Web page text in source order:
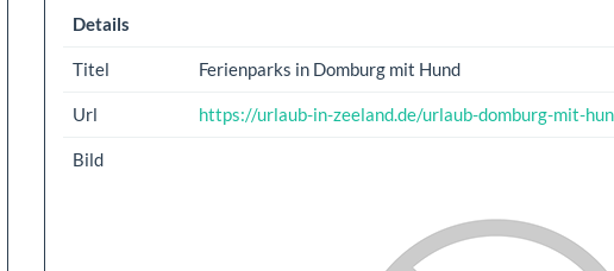
Details
Titel Ferienparks in Domburg mit Hund
Url https://urlaub-in-zeeland.de/urlaub-domburg-mit-
Bild